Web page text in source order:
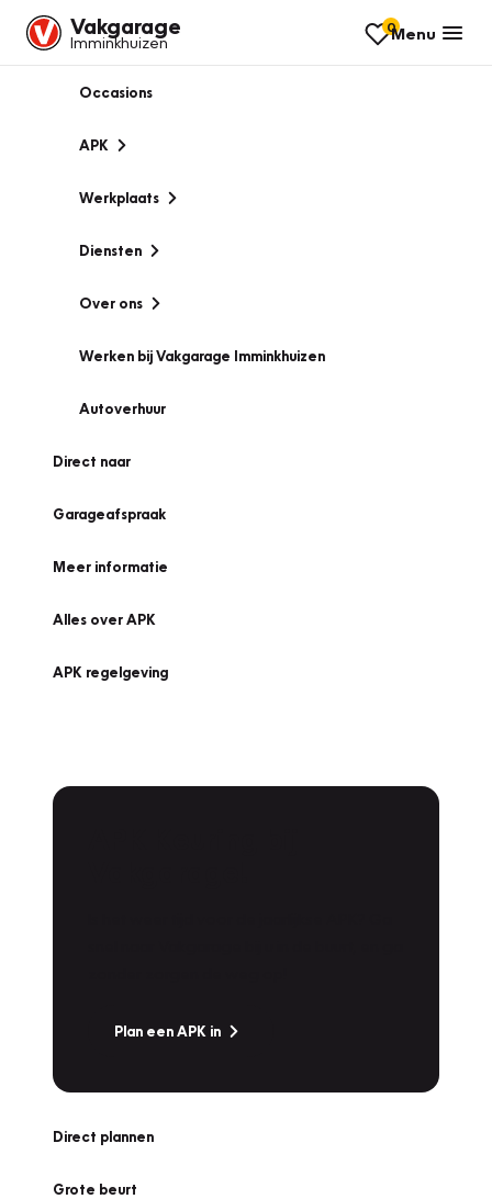
Vakgarage
Imminkhuizen
0Menu
Occasions
APK
Werkplaats
Diensten
Over ons
Werken bij Vakgarage Imminkhuizen
Autoverhuur
Direct naar
Garageafspraak
Meer informatie
Alles over APK
APK regelgeving
Plan een APK in
Direct plannen
Grote beurt